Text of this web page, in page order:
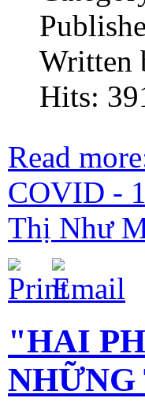
Written
Hits:
Read
COVID -
Thị Như
"HAI
NHỮNG